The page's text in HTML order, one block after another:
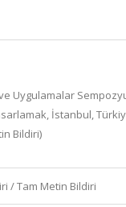
Uygulamalar
İstanbul,
Bildiri)
/ Tam Metin Bildiri